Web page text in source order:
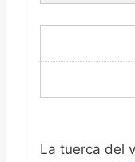
La tuerca del